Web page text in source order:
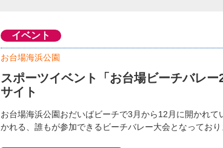
イベント
お台場海浜公園
スポーツイベント「お台場ビーチバレ
サイト
お台場海浜公園おだいばビーチで3月から12月に開かれ
かれる、誰もが参加できるビーチバレー大会となっており